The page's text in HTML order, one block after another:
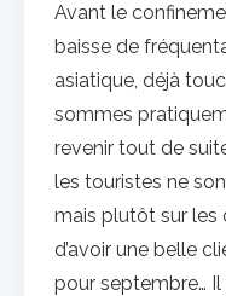
Avant le
baisse de
asiatique, déjà
sommes
revenir tout de
les touristes ne
mais plutôt sur les
d’avoir une belle
pour septembre…